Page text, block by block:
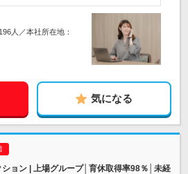
人／本社所在地：
気になる
ョン | 上場グループ│育休取得率98％│未経